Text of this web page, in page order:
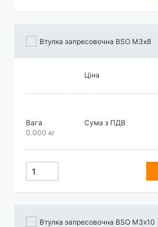
Втулка запресовочна BSO М3х8
Ціна
Вага
0.000 кг
Сума з ПДВ
Втулка запресовочна BSO М3х10